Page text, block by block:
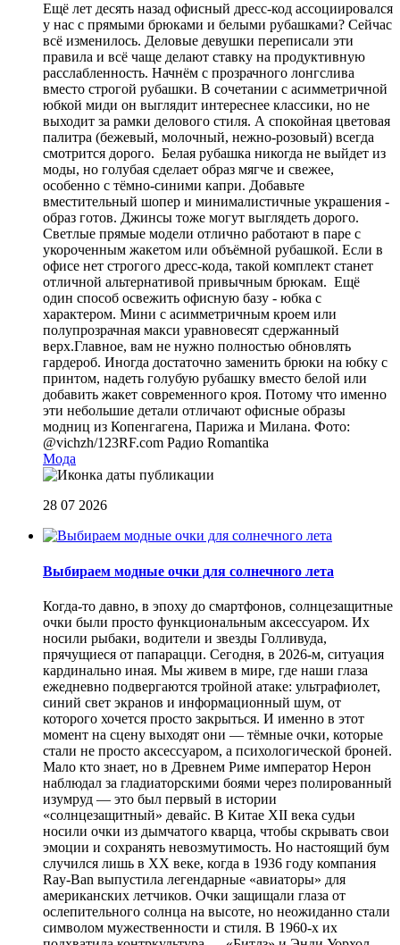
Ещё лет десять назад офисный дресс-код ассоциировался
у нас с прямыми брюками и белыми рубашками? Сейчас
всё изменилось. Деловые девушки переписали эти
правила и всё чаще делают ставку на продуктивную
расслабленность. Начнём с прозрачного лонгслива
вместо строгой рубашки. В сочетании с асимметричной
юбкой миди он выглядит интереснее классики, но не
выходит за рамки делового стиля. А спокойная цветовая
палитра (бежевый, молочный, нежно-розовый) всегда
смотрится дорого. Белая рубашка никогда не выйдет из
моды, но голубая сделает образ мягче и свежее,
особенно с тёмно-синими капри. Добавьте
вместительный шопер и минималистичные украшения -
образ готов. Джинсы тоже могут выглядеть дорого.
Светлые прямые модели отлично работают в паре с
укороченным жакетом или объёмной рубашкой. Если в
офисе нет строгого дресс-кода, такой комплект станет
отличной альтернативой привычным брюкам. Ещё
один способ освежить офисную базу - юбка с
характером. Мини с асимметричным кроем или
полупрозрачная макси уравновесят сдержанный
верх.Главное, вам не нужно полностью обновлять
гардероб. Иногда достаточно заменить брюки на юбку с
принтом, надеть голубую рубашку вместо белой или
добавить жакет современного кроя. Потому что именно
эти небольшие детали отличают офисные образы
модниц из Копенгагена, Парижа и Милана. Фото:
@vichzh/123RF.com Радио Romantika
Мода
28 07 2026
Выбираем модные очки для солнечного лета
Когда-то давно, в эпоху до смартфонов, солнцезащитные
очки были просто функциональным аксессуаром. Их
носили рыбаки, водители и звезды Голливуда,
прячущиеся от папарацци. Сегодня, в 2026-м, ситуация
кардинально иная. Мы живем в мире, где наши глаза
ежедневно подвергаются тройной атаке: ультрафиолет,
синий свет экранов и информационный шум, от
которого хочется просто закрыться. И именно в этот
момент на сцену выходят они — тёмные очки, которые
стали не просто аксессуаром, а психологической броней.
Мало кто знает, но в Древнем Риме император Нерон
наблюдал за гладиаторскими боями через полированный
изумруд — это был первый в истории
«солнцезащитный» девайс. В Китае XII века судьи
носили очки из дымчатого кварца, чтобы скрывать свои
эмоции и сохранять невозмутимость. Но настоящий бум
случился лишь в XX веке, когда в 1936 году компания
Ray-Ban выпустила легендарные «авиаторы» для
американских летчиков. Очки защищали глаза от
ослепительного солнца на высоте, но неожиданно стали
символом мужественности и стиля. В 1960-х их